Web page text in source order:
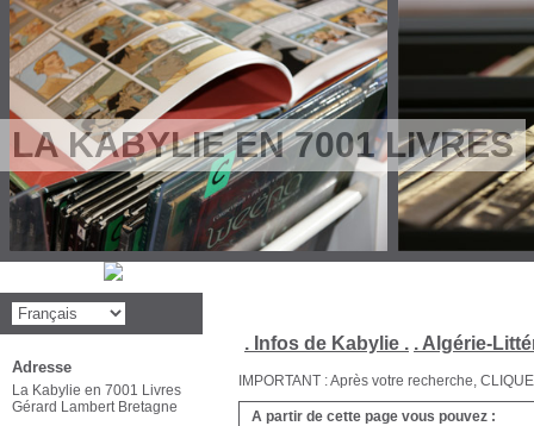
LA KABYLIE EN 7001 LIVRES
. Infos de Kabylie . . Algérie-
IMPORTANT : Après votre recherche,
A partir de cette page vous pouvez :
Adresse
La Kabylie en 7001 Livres
Gérard Lambert Bretagne